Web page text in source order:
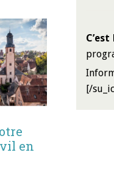
[/
en